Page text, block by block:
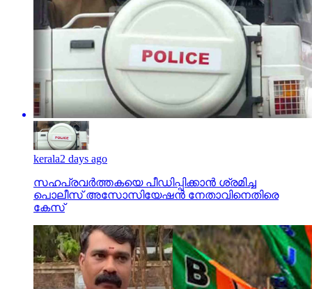
kerala2 days ago
സഹപ്രവര്‍ത്തകയെ പീഡിപ്പിക്കാന്‍ ശ്രമിച്ച
പൊലീസ് അസോസിയേഷന്‍ നേതാവിനെതിരെ
കേസ്